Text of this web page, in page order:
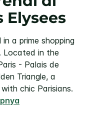
Elysees
a prime shopping
Located in the
- Palais de
Triangle, a
chic Parisians.